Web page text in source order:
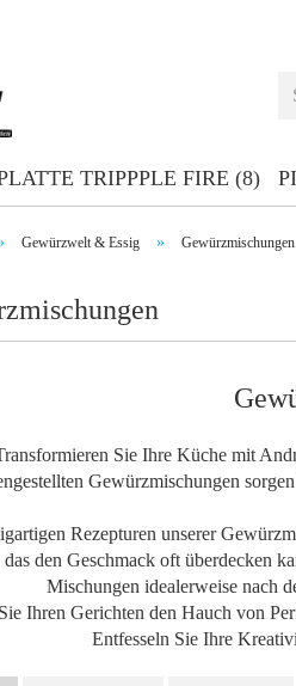
TRIPPPLE FIRE (8)
Gewürzwelt & Essig » Gewürzmischungen
Sie Ihre Küche mit
Gewürzmischungen
Rezepturen unserer
das den Geschmack oft überdecken
Mischungen idealerweise nach
Ihren Gerichten den Hauch von
Entfesseln Sie Ihre